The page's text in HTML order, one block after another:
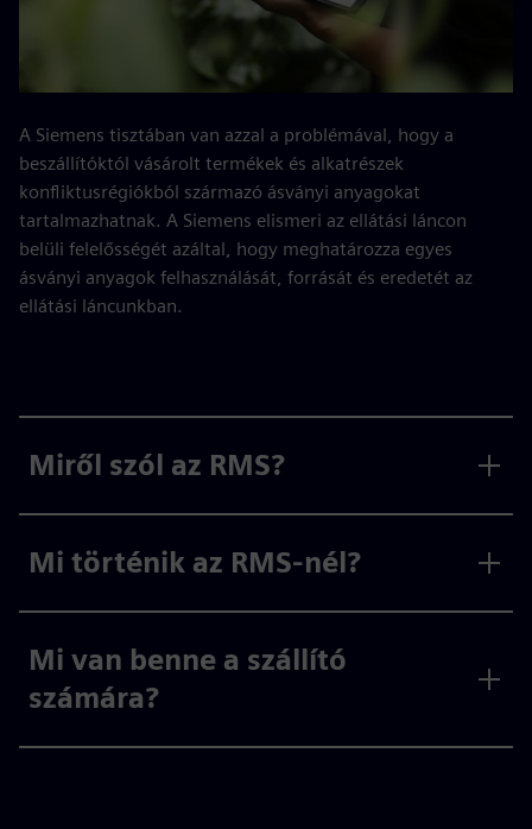
A Siemens tisztában van azzal a problémával, hogy a
beszállítóktól vásárolt termékek és alkatrészek
konfliktusrégiókból származó ásványi anyagokat
tartalmazhatnak. A Siemens elismeri az ellátási láncon
belüli felelősségét azáltal, hogy meghatározza egyes
ásványi anyagok felhasználását, forrását és eredetét az
ellátási láncunkban.
Miről szól az RMS?
Mi történik az RMS-nél?
Mi van benne a szállító
számára?